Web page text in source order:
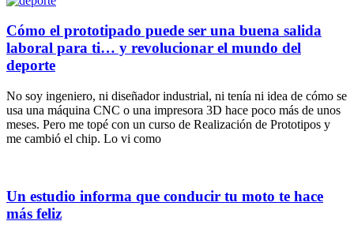
Cómo el prototipado puede ser una buena salida
laboral para ti… y revolucionar el mundo del
deporte
No soy ingeniero, ni diseñador industrial, ni tenía ni idea de cómo se
usa una máquina CNC o una impresora 3D hace poco más de unos
meses. Pero me topé con un curso de Realización de Prototipos y
me cambió el chip. Lo vi como
Un estudio informa que conducir tu moto te hace
más feliz